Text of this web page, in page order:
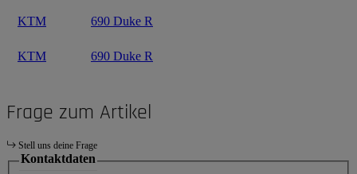
KTM 690 Duke R
KTM 690 Duke R
Frage zum Artikel
Stell uns deine Frage
Kontaktdaten